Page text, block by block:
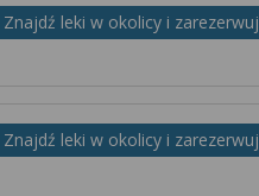
Znajdź leki w okolicy i zarezerwuj
Znajdź leki w okolicy i zarezerwuj